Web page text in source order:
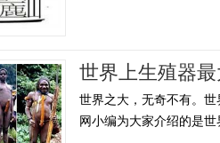
世界上生殖器
世界之大，无奇不有。
网小编为大家介绍的是